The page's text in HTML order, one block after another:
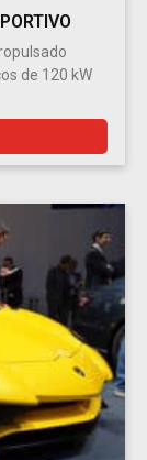
de 120 kW